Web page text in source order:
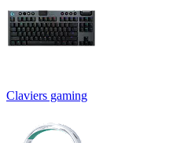
Claviers gaming